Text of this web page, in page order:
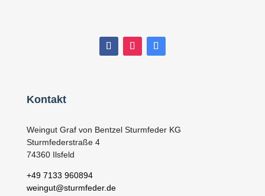
Kontakt
Weingut Graf von Bentzel Sturmfeder KG
Sturmfederstraße 4
74360 Ilsfeld
+49 7133 960894
weingut@sturmfeder.de